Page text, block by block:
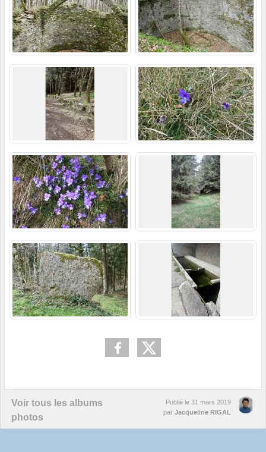
Voir tous les albums
photos
Publié le 31 mars 2019
par Jacqueline RIGAL